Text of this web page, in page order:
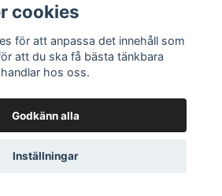
KökPowered by Quickbutik
cookies
för att anpassa det innehåll som
att du ska få bästa tänkbara
hos oss.
Godkänn alla
Inställningar